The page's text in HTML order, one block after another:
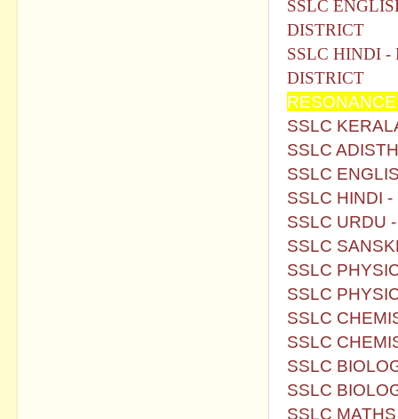
SSLC
DISTRICT
SSLC HINDI -
DISTRICT
SSLC
SSLC
SSLC
SSLC HINDI
SSLC URDU
SSLC
SSLC
SSLC
SSLC
SSLC
SSLC
SSLC
SSLC